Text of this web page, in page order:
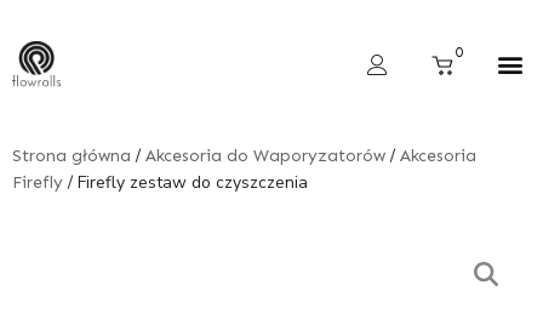
content
0
Cart
Strona główna / Akcesoria do Waporyzatorów/ Akcesoria
Firefly/ Firefly zestaw do czyszczenia